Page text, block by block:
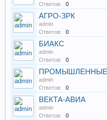
Ответов:
0
АГРО-ЗРК
admin
Ответов:
0
БИАКС
admin
Ответов:
0
admin
Ответов:
0
ВЕКТА-АВИА
admin
Ответов:
0